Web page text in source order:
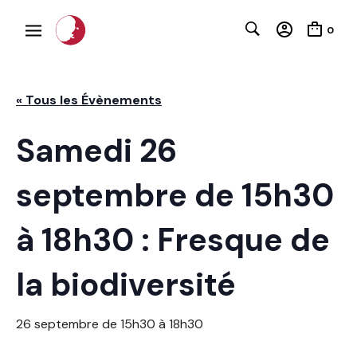
0
« Tous les Évènements
Samedi 26
septembre de 15h30
à 18h30 : Fresque de
la biodiversité
26 septembre de 15h30 à 18h30